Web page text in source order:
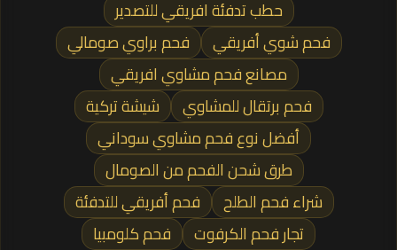
حطب تدفئة افريقي للتصدير
فحم شوي أفريقي
فحم براوي صومالي
مصانع فحم مشاوي افريقي
فحم برتقال للمشاوي
شيشة تركية
أفضل نوع فحم مشاوي سوداني
طرق شحن الفحم من الصومال
شراء فحم الطلح
فحم أفريقي للتدفئة
تجار فحم الكرفوت
فحم كلومبيا